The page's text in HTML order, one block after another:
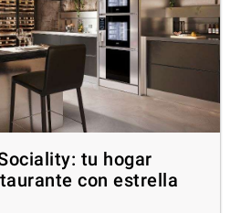
tu hogar
con estrella